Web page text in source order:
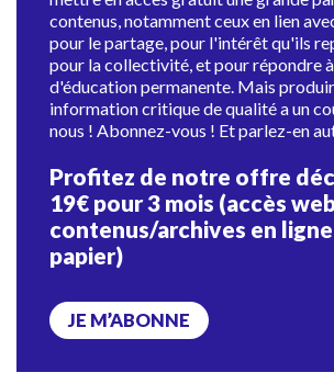
contenus, notamment ceux en lien
pour le partage, pour l'intérêt qu'ils
pour la collectivité, et pour répondre
d'éducation permanente. Mais
information critique de qualité a un
nous ! Abonnez-vous ! Et parlez-en
Profitez de notre offre
19€ pour 3 mois (accès
contenus/archives en
papier)
JE M’ABONNE